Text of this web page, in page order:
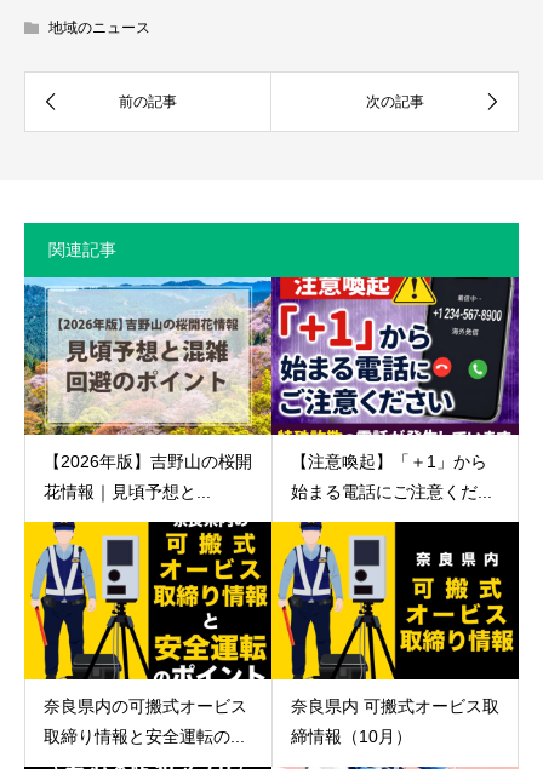
地域のニュース
関連記事
【2026年版】吉野山の桜開
花情報｜見頃予想と...
【注意喚起】「＋1」から
始まる電話にご注意くだ...
奈良県内の可搬式オービス
取締り情報と安全運転の...
奈良県内 可搬式オービス取
締情報（10月）